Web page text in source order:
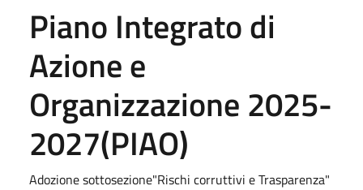
Piano Integrato di
Azione e
Organizzazione 2025-
2027(PIAO)
Adozione sottosezione"Rischi corruttivi e Trasparenza"